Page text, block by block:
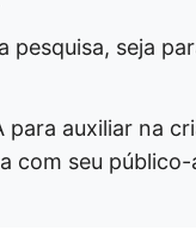
pesquisa, seja
para auxiliar na
com seu público-